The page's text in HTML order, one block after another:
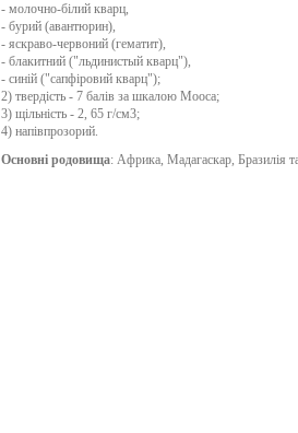
- молочно-білий кварц,
- бурий (авантюрин),
- яскраво-червоний (гематит),
- блакитний ("льдинистый кварц"),
- синій ("сапфіровий кварц");
2) твердість - 7 балів за шкалою Мооса;
3) щільність - 2, 65 г/см3;
4) напівпрозорий.
Основні родовища: Африка, Мадагаскар, Бразилія